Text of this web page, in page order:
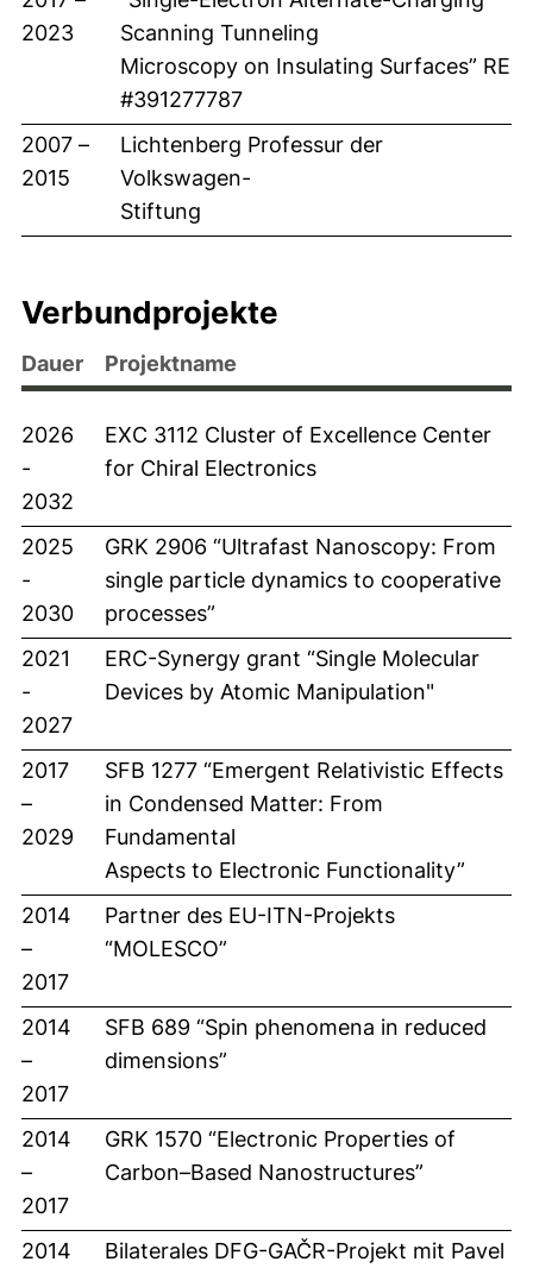
2023
Scanning Tunneling
Microscopy on Insulating Surfaces” RE
#391277787
2007 –
2015
Lichtenberg Professur der
Volkswagen-
Stiftung
Verbundprojekte
Dauer Projektname
2026
-
2032
EXC 3112 Cluster of Excellence Center
for Chiral Electronics
2025
-
2030
GRK 2906 “Ultrafast Nanoscopy: From
single particle dynamics to cooperative
processes”
2021
-
2027
ERC-Synergy grant “Single Molecular
Devices by Atomic Manipulation"
2017
–
2029
SFB 1277 “Emergent Relativistic Effects
in Condensed Matter: From
Fundamental
Aspects to Electronic Functionality”
2014
–
2017
Partner des EU-ITN-Projekts
“MOLESCO”
2014
–
2017
SFB 689 “Spin phenomena in reduced
dimensions”
2014
–
2017
GRK 1570 “Electronic Properties of
Carbon–Based Nanostructures”
2014
Bilaterales DFG-GAČR-Projekt mit Pavel